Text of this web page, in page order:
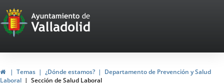
Portal
Web
del
Ayuntamiento
InicioTemas ¿Dónde estamos?
Departamento de Prevención y Salud
Laboral
Sección de Salud Laboral